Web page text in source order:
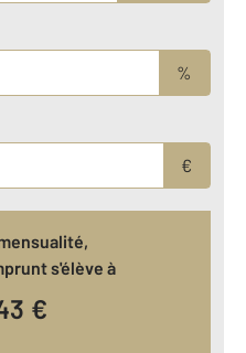
%
€
s'élève à
€